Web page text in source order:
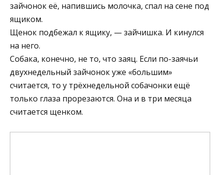
зайчонок её, напившись молочка, спал на сене под
ящиком.
Щенок подбежал к ящику, — зайчишка. И кинулся
на него.
Собака, конечно, не то, что заяц. Если по-заячьи
двухнедельный зайчонок уже «большим»
считается, то у трёхнедельной собачонки ещё
только глаза прорезаются. Она и в три месяца
считается щенком.